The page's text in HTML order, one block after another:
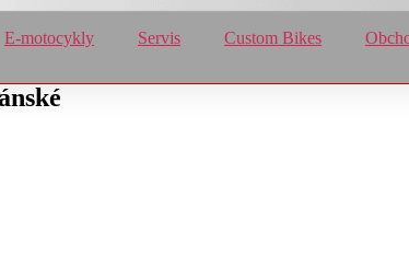
E-motocykly Servis Custom Bikes